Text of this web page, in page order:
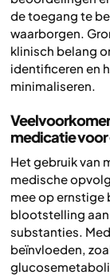
de toegang te
waarborgen.
klinisch belang
identificeren en
minimaliseren.
medicatie voor
Het gebruik van
medische
mee op ernstige
blootstelling
substanties.
beïnvloeden,